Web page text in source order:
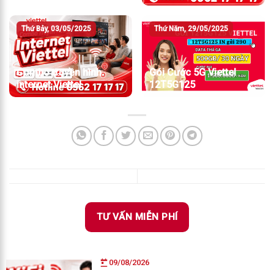
09/08/2026
Thứ Bảy, 03/05/2025
Combo truyền hình
internet Viettel
Thứ Năm, 29/05/2025
Gói Cước 5G Viettel
12T5G125
TƯ VẤN MIỄN PHÍ